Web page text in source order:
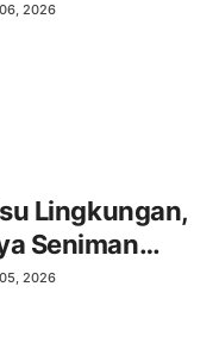
2026
Lingkungan,
Seniman
2026